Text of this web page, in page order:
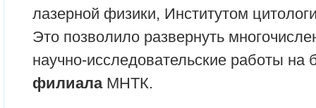
лазерной физики, Институтом
Это позволило развернуть
научно-исследовательские работы на
филиалаМНТК.